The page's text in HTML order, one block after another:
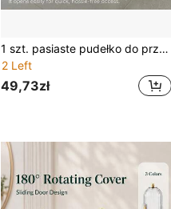
1 szt. pasiaste pudełko do przechowywania z tkaniny z pokrywką, przeciwpyłowy pojemnik o dużej pojemności na papier toaletowy do łazienki, wielofunkcyjny organizer domowy na drobiazgi
2 Left
49,73zł